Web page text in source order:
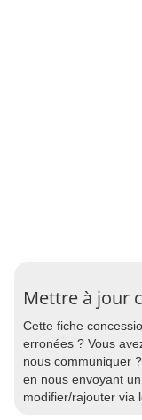
Mettre à jour
Cette fiche
erronées ? Vous
nous communiquer
en nous envoyant
modifier/rajouter via